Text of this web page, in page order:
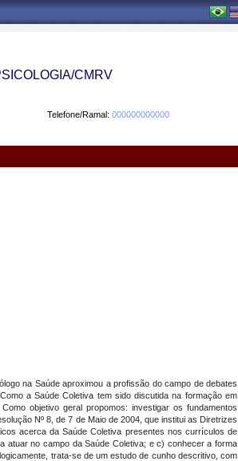
CMRV
Telefone/Ramal: 000000000000
na Saúde aproximou a profissão do campo de debates
a Saúde Coletiva tem sido discutida na formação em
objetivo geral propomos: investigar os fundamentos
Nº 8, de 7 de Maio de 2004, que institui as Diretrizes
acerca da Saúde Coletiva presentes nos currículos de
atuar no campo da Saúde Coletiva; e c) conhecer a forma
trata-se de um estudo de cunho descritivo, com